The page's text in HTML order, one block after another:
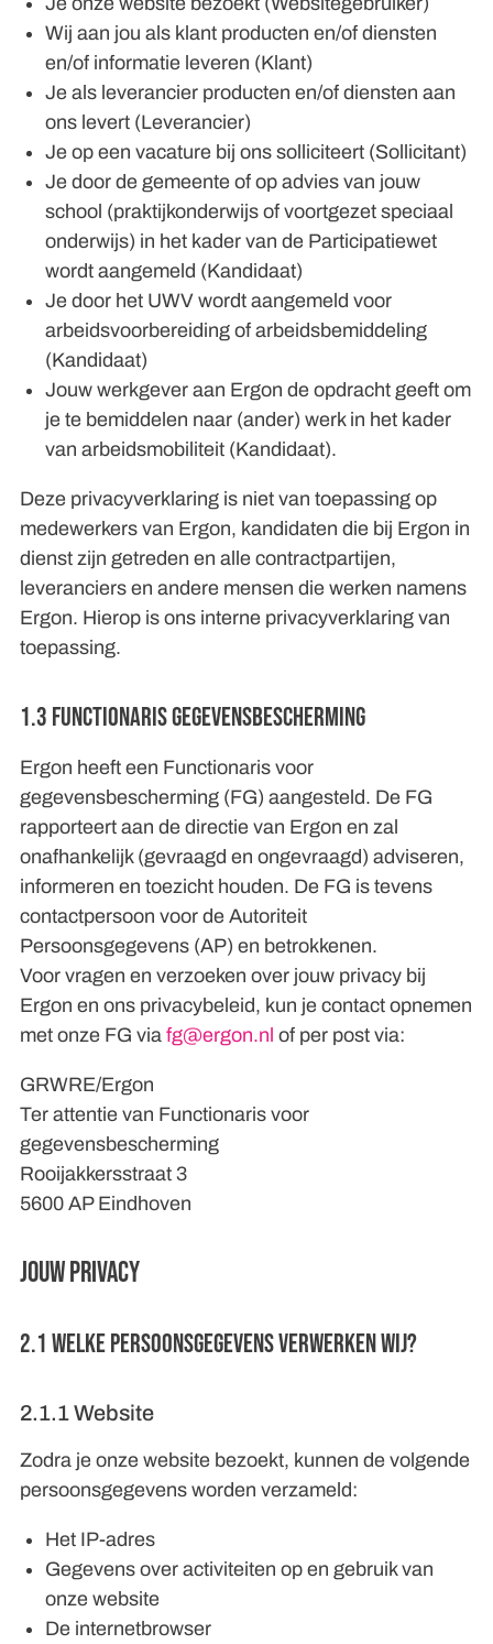
Wij aan jou als klant producten en/of diensten
en/of informatie leveren (Klant)
Je als leverancier producten en/of diensten aan
ons levert (Leverancier)
Je op een vacature bij ons solliciteert (Sollicitant)
Je door de gemeente of op advies van jouw
school (praktijkonderwijs of voortgezet speciaal
onderwijs) in het kader van de Participatiewet
wordt aangemeld (Kandidaat)
Je door het UWV wordt aangemeld voor
arbeidsvoorbereiding of arbeidsbemiddeling
(Kandidaat)
Jouw werkgever aan Ergon de opdracht geeft om
je te bemiddelen naar (ander) werk in het kader
van arbeidsmobiliteit (Kandidaat).
Deze privacyverklaring is niet van toepassing op
medewerkers van Ergon, kandidaten die bij Ergon in
dienst zijn getreden en alle contractpartijen,
leveranciers en andere mensen die werken namens
Ergon. Hierop is ons interne privacyverklaring van
toepassing.
1.3 Functionaris Gegevensbescherming
Ergon heeft een Functionaris voor
gegevensbescherming (FG) aangesteld. De FG
rapporteert aan de directie van Ergon en zal
onafhankelijk (gevraagd en ongevraagd) adviseren,
informeren en toezicht houden. De FG is tevens
contactpersoon voor de Autoriteit
Persoonsgegevens (AP) en betrokkenen.
Voor vragen en verzoeken over jouw privacy bij
Ergon en ons privacybeleid, kun je contact opnemen
met onze FG via fg@ergon.nl of per post via:
GRWRE/Ergon
Ter attentie van Functionaris voor
gegevensbescherming
Rooijakkersstraat 3
5600 AP Eindhoven
Jouw privacy
2.1 Welke persoonsgegevens verwerken wij?
2.1.1 Website
Zodra je onze website bezoekt, kunnen de volgende
persoonsgegevens worden verzameld:
Het IP-adres
Gegevens over activiteiten op en gebruik van
onze website
De internetbrowser